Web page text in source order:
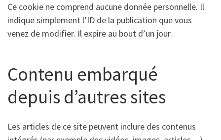
Ce cookie ne comprend aucune donnée personnelle. Il
indique simplement l’ID de la publication que vous
venez de modifier. Il expire au bout d’un jour.
Contenu embarqué
depuis d’autres sites
Les articles de ce site peuvent inclure des contenus